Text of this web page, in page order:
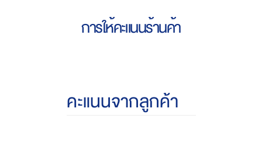
การให้คะแนนร้านค้า
คะแนนจากลูกค้า